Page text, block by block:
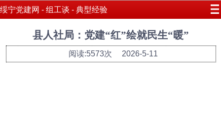
绥宁党建网 - 组工谈 - 典型经验
县人社局：党建“红”绘就民生“暖”
阅读:5573次 2026-5-11